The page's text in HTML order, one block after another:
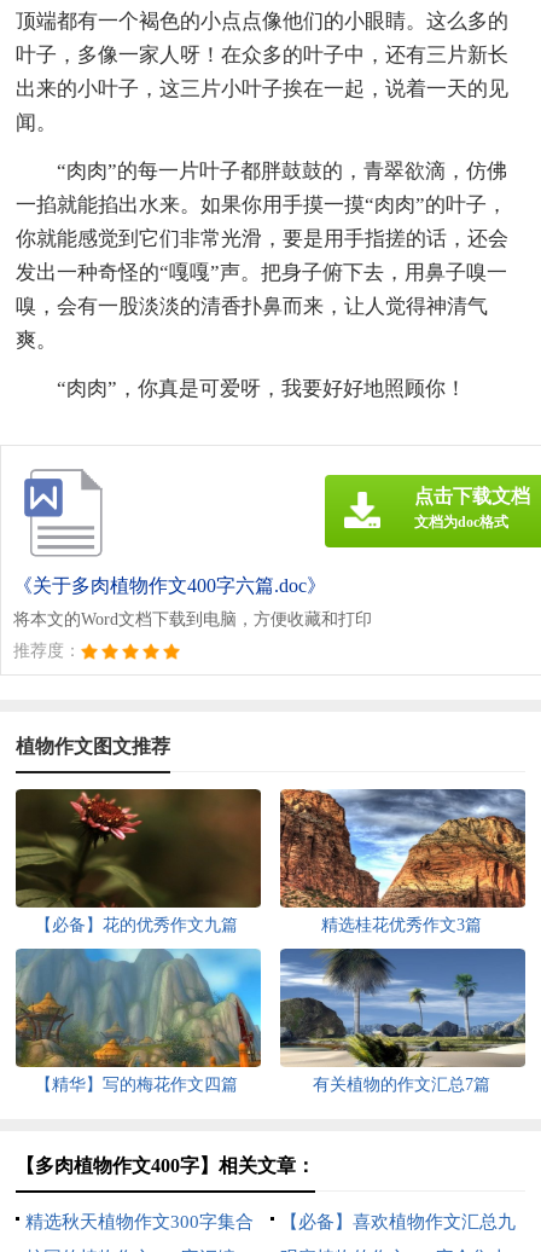
顶端都有一个褐色的小点点像他们的小眼睛。这么多的
叶子，多像一家人呀！在众多的叶子中，还有三片新长
出来的小叶子，这三片小叶子挨在一起，说着一天的见
闻。
“肉肉”的每一片叶子都胖鼓鼓的，青翠欲滴，仿佛
一掐就能掐出水来。如果你用手摸一摸“肉肉”的叶子，
你就能感觉到它们非常光滑，要是用手指搓的话，还会
发出一种奇怪的“嘎嘎”声。把身子俯下去，用鼻子嗅一
嗅，会有一股淡淡的清香扑鼻而来，让人觉得神清气
爽。
“肉肉”，你真是可爱呀，我要好好地照顾你！
《关于多肉植物作文400字六篇.doc》
将本文的Word文档下载到电脑，方便收藏和打印
推荐度：
点击下载文档
文档为doc格式
植物作文图文推荐
【必备】花的优秀作文九篇 精选桂花优秀作文3篇
【精华】写的梅花作文四篇 有关植物的作文汇总7篇
【多肉植物作文400字】相关文章：
精选秋天植物作文300字集合
【必备】喜欢植物作文汇总九